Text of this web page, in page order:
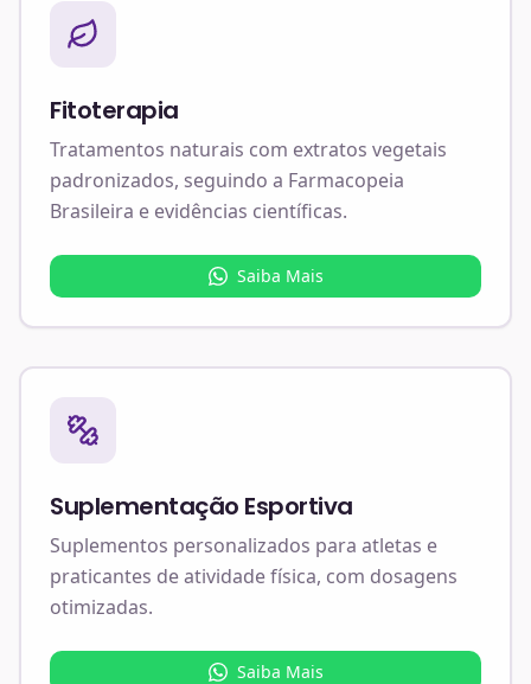
Fitoterapia
Tratamentos naturais com extratos vegetais
padronizados, seguindo a Farmacopeia
Brasileira e evidências científicas.
Saiba Mais
Suplementação Esportiva
Suplementos personalizados para atletas e
praticantes de atividade física, com dosagens
otimizadas.
Saiba Mais